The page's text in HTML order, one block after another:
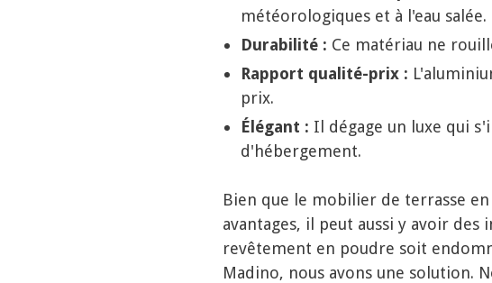
météorologiques et à l'eau salée.
Durabilité : Ce matériau ne
Rapport qualité-prix :
prix.
Élégant : Il dégage un luxe qui
d'hébergement.
Bien que le mobilier de terrasse
avantages, il peut aussi y avoir
revêtement en poudre soit
Madino, nous avons une solution.